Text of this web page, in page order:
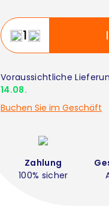
Voraussichtliche
14.08.
Buchen Sie im Geschäft
Zahlung
100% sicher